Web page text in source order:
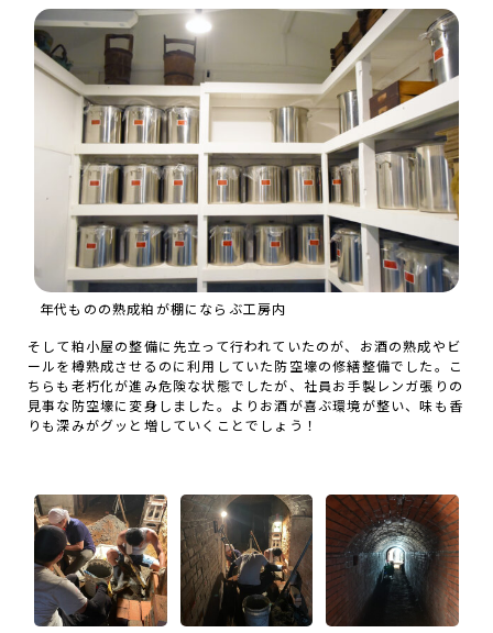
年代ものの熟成粕が棚にならぶ工房内
そして粕小屋の整備に先立って行われていたのが、お酒の熟成やビ
ールを樽熟成させるのに利用していた防空壕の修繕整備でした。こ
ちらも老朽化が進み危険な状態でしたが、社員お手製レンガ張りの
見事な防空壕に変身しました。よりお酒が喜ぶ環境が整い、味も香
りも深みがグッと増していくことでしょう！